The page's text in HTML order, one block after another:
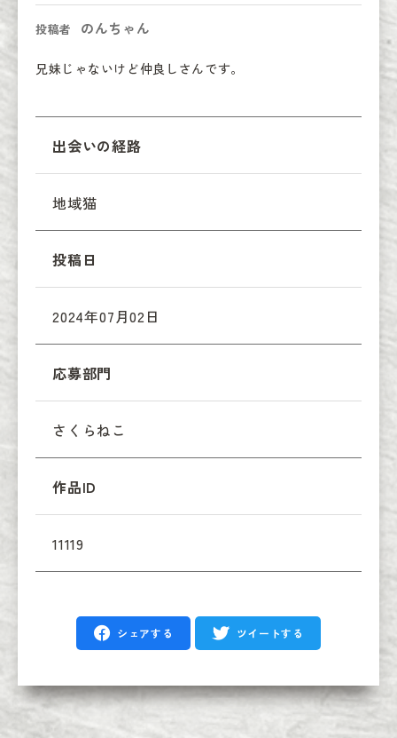
投稿者 のんちゃん
兄妹じゃないけど仲良しさんです。
出会いの経路
地域猫
投稿日
2024年07月02日
応募部門
さくらねこ
作品ID
11119
シェアする ツイートする